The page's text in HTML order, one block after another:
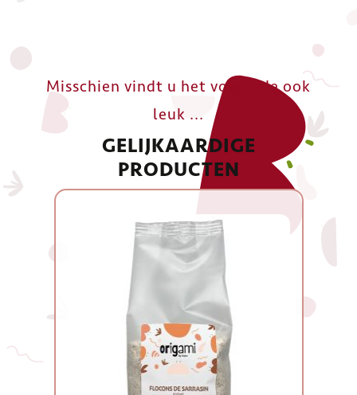
Misschien vindt u het volgende ook
leuk ...
GELIJKAARDIGE
PRODUCTEN